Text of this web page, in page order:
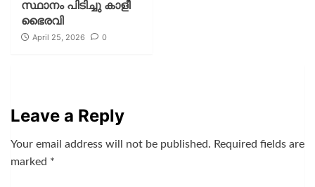
സ്ഥാനം പിടിച്ചു കാളീ
ഭൈരവി
April 25, 2026 0
Leave a Reply
Your email address will not be published. Required fields are
marked *